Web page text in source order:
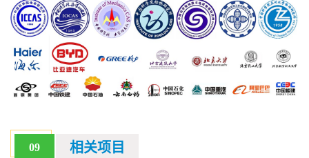
09 相关项目